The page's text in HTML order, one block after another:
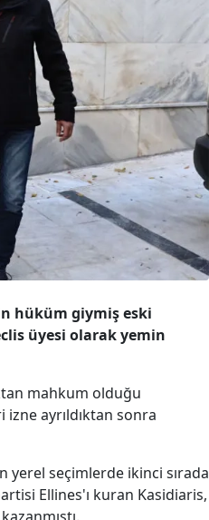
hüküm giymiş eski
üyesi olarak yemin
mahkum olduğu
ayrıldıktan sonra
yerel seçimlerde ikinci sırada
Ellines'ı kuran Kasidiaris,